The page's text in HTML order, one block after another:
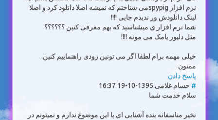
نرم افزار spypigمی شناختم که نمیشه اصلا دانلود کرد و اصلا
لینک دانلودش ور ندیدم جایی !!!!
شما نرم افزار ی میشناسید که بهم معرفی کنین ؟؟؟؟؟؟
مثل دلیور یامک می مونه !!!!
خیلی مهمه برام لطفا اگر می تونین زودی راهنماییم کنین.
ممنون
پاسخ دادن
# حسام غلامی 1395-10-19 16:37
سلام خدمت شما
نخیر متاسفانه بنده آشنایی ای با این موضوع ندارم و نمیتونم در